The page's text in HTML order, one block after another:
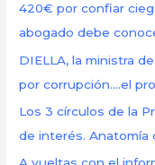
p
o
r
:
420€ por confiar
abogado debe
DIELLA, la ministra
por corrupción….el
Los 3 círculos de la
de interés. Anatomía